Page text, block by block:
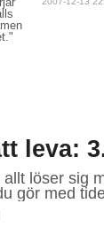
leva:
löser sig
gör med